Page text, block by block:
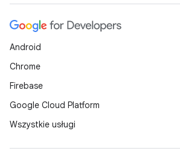
Android
Chrome
Firebase
Google Cloud Platform
Wszystkie usługi